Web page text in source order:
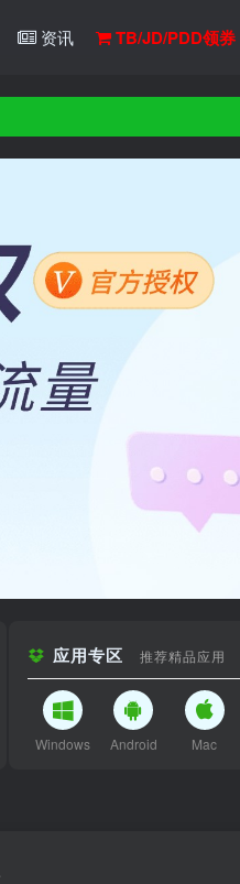
资讯 TB/JD/PDD领券
应用专区 推荐精品应用
Windows Android Mac